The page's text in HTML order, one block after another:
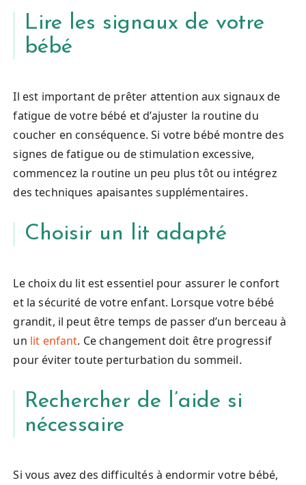
Lire les signaux de votre
bébé
Il est important de prêter attention aux signaux de
fatigue de votre bébé et d’ajuster la routine du
coucher en conséquence. Si votre bébé montre des
signes de fatigue ou de stimulation excessive,
commencez la routine un peu plus tôt ou intégrez
des techniques apaisantes supplémentaires.
Choisir un lit adapté
Le choix du lit est essentiel pour assurer le confort
et la sécurité de votre enfant. Lorsque votre bébé
grandit, il peut être temps de passer d’un berceau à
un lit enfant. Ce changement doit être progressif
pour éviter toute perturbation du sommeil.
Rechercher de l’aide si
nécessaire
Si vous avez des difficultés à endormir votre bébé,